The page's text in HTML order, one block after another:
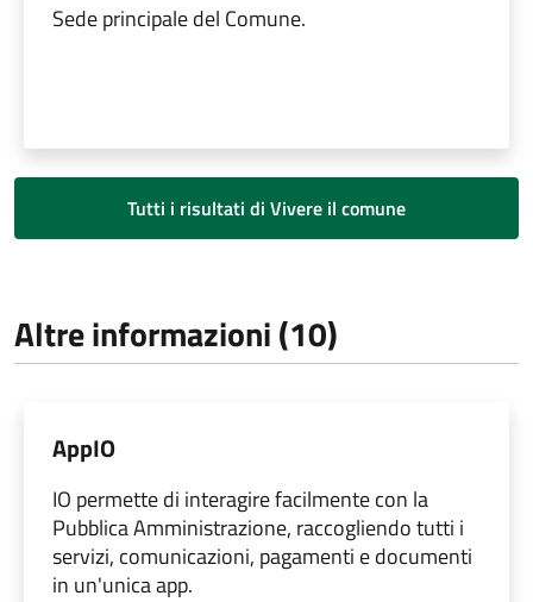
Sede principale del Comune.
Tutti i risultati di Vivere il comune
Altre informazioni (10)
AppIO
IO permette di interagire facilmente con la
Pubblica Amministrazione, raccogliendo tutti i
servizi, comunicazioni, pagamenti e documenti
in un'unica app.